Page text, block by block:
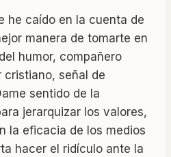
he caído en la cuenta de
manera de tomarte en
humor, compañero
cristiano, señal de
sentido de la
jerarquizar los valores,
la eficacia de los medios
hacer el ridículo ante la